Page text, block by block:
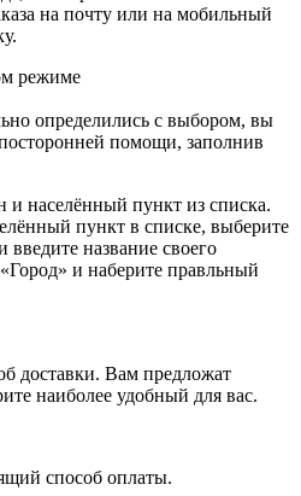
на почту или на мобильный
режиме
определились с выбором, вы
помощи, заполнив
и населённый пункт из списка.
пункт в списке, выберите
название своего
и наберите правльный
доставки. Вам предложат
наиболее удобный для вас.
способ оплаты.